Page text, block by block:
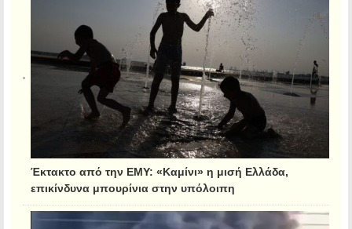
Έκτακτο από την ΕΜΥ: «Καμίνι» η μισή Ελλάδα,
επικίνδυνα μπουρίνια στην υπόλοιπη